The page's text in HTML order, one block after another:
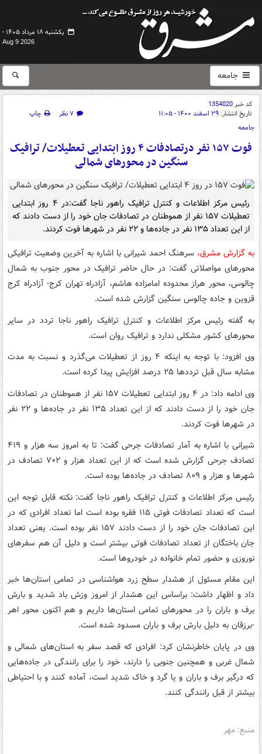
یکشنبه ۱۸ مرداد ۱۴۰۵ -
Aug 9 2026
جامعه
کد خبر1354020
تاریخ انتشار: ۲۹ اسفند ۱۴۰۰ - ۱۱:۰۵ ۷ نظر
چاپ
جامعه
فوت ۱۵۷ نفر درتصادفات ۴ روز ابتدایی تعطیلات/ ترافیک
سنگین در محورهای شمالی
رئیس مرکز اطلاعات و کنترل ترافیک راهور ناجا گفت:در ۴ روز ابتدایی
تعطیلات ۱۵۷ نفر از هموطنان در تصادفات جان خود را از دست دادند که
از این تعداد ۱۳۵ نفر در جاده‌ها و ۲۲ نفر در شهرها فوت کردند.
به گزارش مشرق، سرهنگ احمد شیرانی با اشاره به آخرین وضعیت ترافیکی
محورهای مواصلاتی گفت: در حال حاضر ترافیک در محور جنوب به شمال
چالوس، محور هراز محدوده امامزاده هاشم، آزادراه تهران کرج- آزادراه کرج
قزوین و جاده چالوس سنگین گزارش شده است.
به گفته رئیس مرکز اطلاعات و کنترل ترافیک راهور ناجا تردد در سایر
محورهای کشور مشکلی ندارد و ترافیک روان است.
وی افزود: با توجه به اینکه ۴ روز از تعطیلات می‌گذرد و نسبت به مدت
مشابه سال قبل ترددها ۲۵ درصد افزایش پیدا کرده است.
وی ادامه داد: در ۴ روز ابتدایی تعطیلات ۱۵۷ نفر از هموطنان در تصادفات
جان خود را از دست دادند که از این تعداد ۱۳۵ نفر در جاده‌ها و ۲۲ نفر
در شهرها فوت کردند.
شیرانی با اشاره به آمار تصادفات جرحی گفت: تا به امروز سه هزار و ۴۱۹
تصادف جرحی گزارش شده است که از این تعداد هزار و ۷۰۲ تصادف در
شهرها و هزار و ۸۰۹ تصادف در جاده‌ها بوده است.
رئیس مرکز اطلاعات و کنترل ترافیک راهور ناجا گفت: نکته قابل توجه این
است که تعداد تصادفات فوتی ۱۱۵ فقره بوده است اما تعداد افرادی که در
این تصادفات جان خود را از دست دادند ۱۵۷ نفر بوده است. یعنی تعداد
جان باختگان از تعداد تصادفات فوتی بیشتر است و دلیل آن هم سفرهای
نوروزی و حضور تمام خانواده در خودروها است.
این مقام مسئول از هشدار سطح زرد هواشناسی در تمامی استان‌ها خبر
داد و اظهار داشت: براساس این هشدار از امروز وزش باد شدید و بارش
برف و باران را در محورهای تمامی استان‌ها داریم و هم اکنون محور اهر
-برزقان به دلیل بارش برف و باران مسدود شده است.
وی در پایان خاطرنشان کرد: افرادی که قصد سفر به استان‌های شمالی و
شمال غربی و همچنین جنوبی را دارند، خود را برای رانندگی در جاده‌هایی
که درگیر برف و باران و یا گرد و خاک شدید است، آماده کنند و با احتیاطی
بیشتر از قبل رانندگی کنند.
منبع: مهر